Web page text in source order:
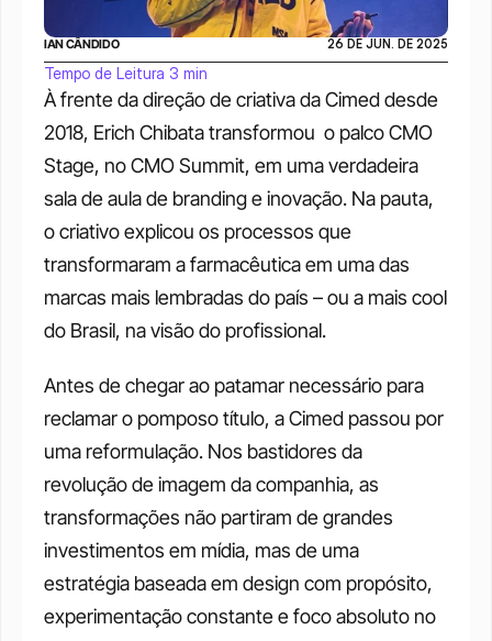
À frente da direção de criativa da Cimed desde
2018, Erich Chibata transformou  o palco CMO
Stage, no CMO Summit, em uma verdadeira
sala de aula de branding e inovação. Na pauta,
o criativo explicou os processos que
transformaram a farmacêutica em uma das
marcas mais lembradas do país – ou a mais cool
do Brasil, na visão do profissional.
Antes de chegar ao patamar necessário para
reclamar o pomposo título, a Cimed passou por
uma reformulação. Nos bastidores da
revolução de imagem da companhia, as
transformações não partiram de grandes
investimentos em mídia, mas de uma
estratégia baseada em design com propósito,
experimentação constante e foco absoluto no
IAN CÂNDIDO 26 DE JUN. DE 2025
Tempo de Leitura 3 min